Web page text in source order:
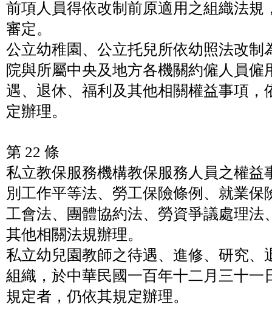
前項人員得依改制前原適用之組織法規
審定。
公立幼稚園、公立托兒所依幼照法改制
院與所屬中央及地方各機關約僱人員僱
遇、退休、福利及其他相關權益事項，
定辦理。
第 22 條
私立教保服務機構教保服務人員之權益
別工作平等法、勞工保險條例、就業保
工會法、團體協約法、勞資爭議處理法
其他相關法規辦理。
私立幼兒園教師之待遇、進修、研究、
組織，於中華民國一百年十二月三十一
規定者，仍依其規定辦理。